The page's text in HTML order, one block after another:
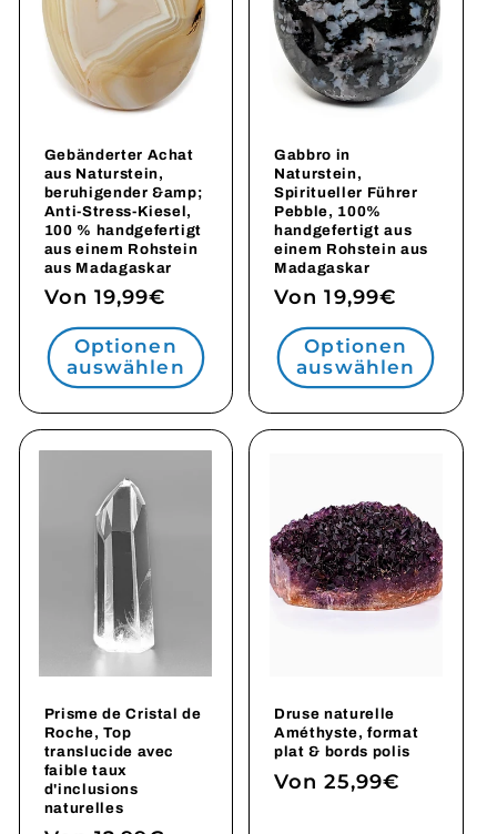
Gebänderter Achat
aus Naturstein,
beruhigender &amp;
Anti-Stress-Kiesel,
100 % handgefertigt
aus einem Rohstein
aus Madagaskar
Normaler
Preis
Von 19,99€
Optionen
auswählen
Gabbro in
Naturstein,
Spiritueller Führer
Pebble, 100%
handgefertigt aus
einem Rohstein aus
Madagaskar
Normaler
Preis
Von 19,99€
Optionen
auswählen
Prisme de Cristal de
Roche, Top
translucide avec
faible taux
d'inclusions
naturelles
Druse naturelle
Améthyste, format
plat & bords polis
Normaler
Von 25,99€